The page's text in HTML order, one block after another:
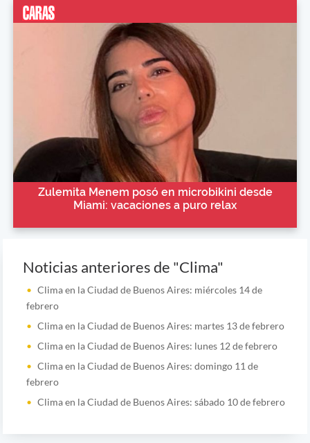
Zulemita Menem posó en microbikini desde
Miami: vacaciones a puro relax
Noticias anteriores de "Clima"
Clima en la Ciudad de Buenos Aires: miércoles 14 de
febrero
Clima en la Ciudad de Buenos Aires: martes 13 de febrero
Clima en la Ciudad de Buenos Aires: lunes 12 de febrero
Clima en la Ciudad de Buenos Aires: domingo 11 de
febrero
Clima en la Ciudad de Buenos Aires: sábado 10 de febrero